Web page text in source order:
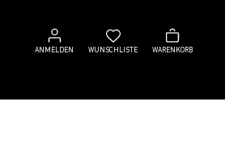
ANMELDEN
Anmelden
WUNSCHLISTE
Wunschliste
WARENKORB
Warenkorb